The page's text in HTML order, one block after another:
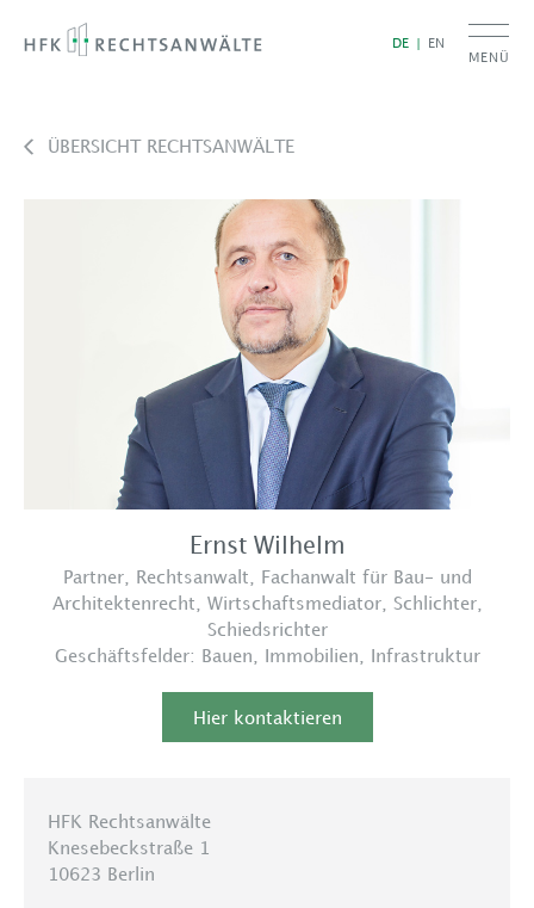
MENÜ
DE EN
ÜBERSICHT RECHTSANWÄLTE
Ernst Wilhelm
Partner, Rechtsanwalt, Fachanwalt für Bau- und
Architektenrecht, Wirtschaftsmediator, Schlichter,
Schiedsrichter
Geschäftsfelder: Bauen Immobilien Infrastruktur
Hier kontaktieren
HFK Rechtsanwälte
Knesebeckstraße 1
10623 Berlin